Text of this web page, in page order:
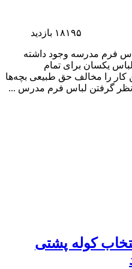
۱۸۱۹۵ بازدید
فرم مدرسه وجود داشته
یکسان برای تمام
کار را مخالف حق طبیعی بچه‌ها
نظر گرفتن لباس‌‌‌ فرم مدرس ...
کوله پشتی